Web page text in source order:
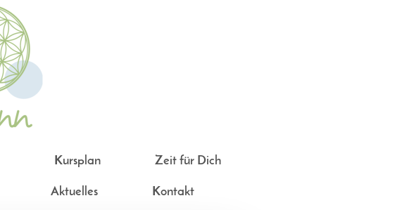
Kursplan Zeit für Dich
Aktuelles Kontakt